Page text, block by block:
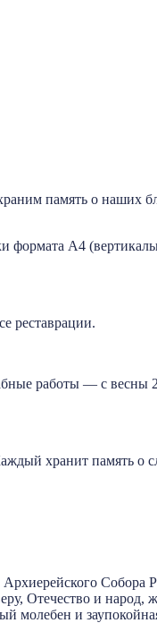
память о наших
А4
реставрации.
работы — с весны
хранит память о
Отечество и
и